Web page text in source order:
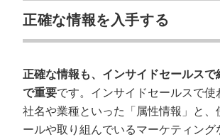
正確な情報を入手する
正確な情報も、インサイドセールスで
で重要です。インサイドセールスで使
社名や業種といった「属性情報」と、
ールや取り組んでいるマーケティング